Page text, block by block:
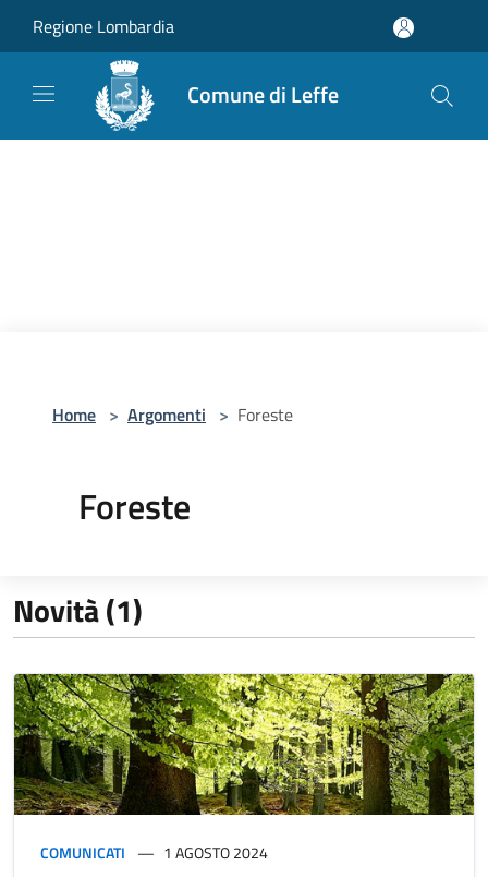
Regione Lombardia
Comune di Leffe
Home > Argomenti > Foreste
Foreste
Novità (1)
COMUNICATI 1 AGOSTO 2024